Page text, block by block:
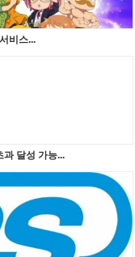
비스...
달성 가능...